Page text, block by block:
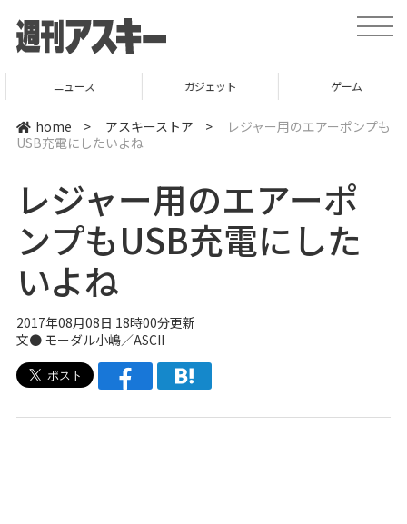
t
o
a
v
ニュース ガジェット ゲーム
home > アスキーストア >
レジャー用のエアーポンプも
USB充電にしたいよね
レジャー用のエアーポ
ンプもUSB充電にした
いよね
2017年08月08日 18時00分更新
文● モーダル小嶋／ASCII